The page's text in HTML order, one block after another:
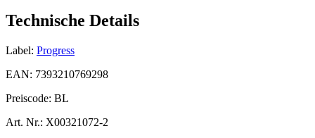
Technische Details
Label: Progress
EAN: 7393210769298
Preiscode: BL
Art. Nr.: X00321072-2